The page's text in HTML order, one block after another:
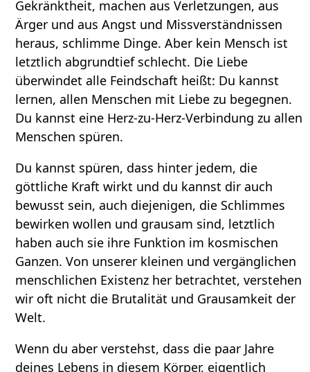
Gekränktheit, machen aus Verletzungen, aus
Ärger und aus Angst und Missverständnissen
heraus, schlimme Dinge. Aber kein Mensch ist
letztlich abgrundtief schlecht. Die Liebe
überwindet alle Feindschaft heißt: Du kannst
lernen, allen Menschen mit Liebe zu begegnen.
Du kannst eine Herz-zu-Herz-Verbindung zu allen
Menschen spüren.
Du kannst spüren, dass hinter jedem, die
göttliche Kraft wirkt und du kannst dir auch
bewusst sein, auch diejenigen, die Schlimmes
bewirken wollen und grausam sind, letztlich
haben auch sie ihre Funktion im kosmischen
Ganzen. Von unserer kleinen und vergänglichen
menschlichen Existenz her betrachtet, verstehen
wir oft nicht die Brutalität und Grausamkeit der
Welt.
Wenn du aber verstehst, dass die paar Jahre
deines Lebens in diesem Körper, eigentlich